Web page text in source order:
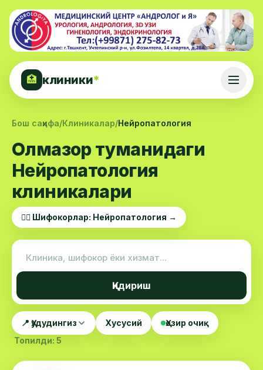
🏥 клиники*
Бош саҳифа/Клиникалар/Нейропатология
Олмазор туманидаги
Нейропатология
клиникалари
👨‍⚕️ Шифокорлар: Нейропатология →
Қидириш
📍 Ҳудудингиз Хусусий
Ҳозир очиқ
Топилди: 5